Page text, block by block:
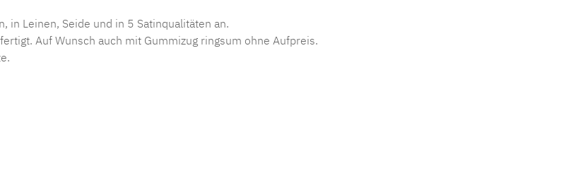
in Leinen, Seide und in 5 Satinqualitäten an.
Auf Wunsch auch mit Gummizug ringsum ohne Aufpreis.